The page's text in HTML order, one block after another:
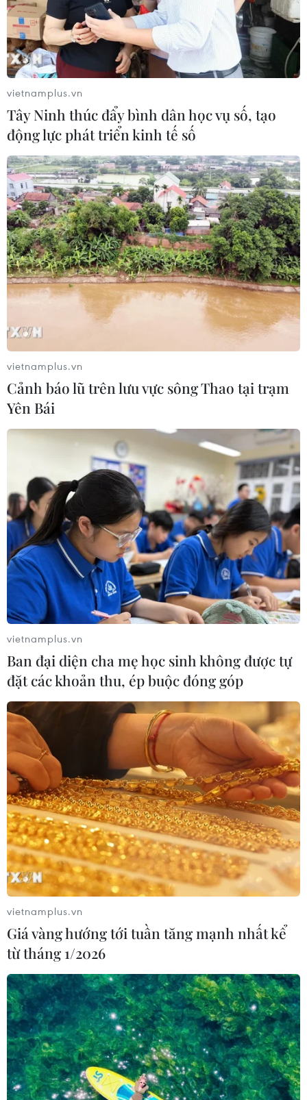
Chủ tịch nước gặp mặt đại biểu các thế hệ
cán bộ Cục Tác chiến
21/12/2016 07:55
Chủ tịch nước nhấn mạnh Cục Tác chiến là cơ quan chỉ
huy-tham mưu tác chiến chiến lược, cơ quan cơ mật
trọng yếu của quân đội, là một trong những cơ quan
quan trọng nhất của Bộ Tổng tham mưu.
vietnamplus.vn
Tây Ninh thúc đẩy bình dân học vụ số, tạo
động lực phát triển kinh tế số
vietnamplus.vn
Cảnh báo lũ trên lưu vực sông Thao tại trạm
Yên Bái
vietnamplus.vn
Ban đại diện cha mẹ học sinh không được tự
đặt các khoản thu, ép buộc đóng góp
vietnamplus.vn
Giá vàng hướng tới tuần tăng mạnh nhất kể
từ tháng 1/2026